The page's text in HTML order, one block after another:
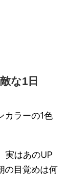
な1日
カラーの1色
実はあのUP
の目覚めは何